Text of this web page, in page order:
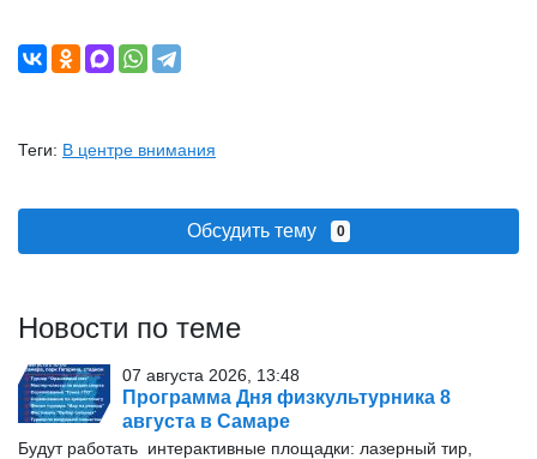
Теги: В центре внимания
Обсудить тему 0
Новости по теме
07 августа 2026, 13:48
Программа Дня физкультурника 8
августа в Самаре
Будут работать интерактивные площадки: лазерный тир,